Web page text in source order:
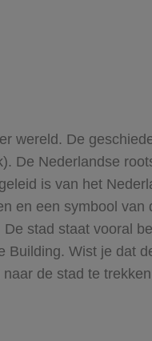
wereld. De
De Nederlandse
is van het
en een symbool van
stad staat vooral
Wist je dat
de stad te